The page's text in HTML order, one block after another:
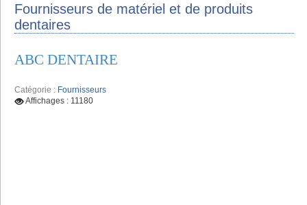
Fournisseurs de matériel et de produits
dentaires
ABC DENTAIRE
Catégorie : Fournisseurs
Affichages : 11180